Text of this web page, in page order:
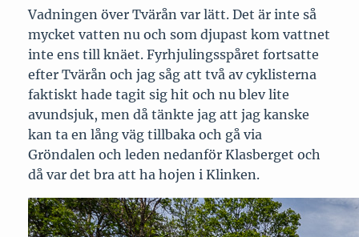
Vadningen över Tvärån var lätt. Det är inte så
mycket vatten nu och som djupast kom vattnet
inte ens till knäet. Fyrhjulingsspåret fortsatte
efter Tvärån och jag såg att två av cyklisterna
faktiskt hade tagit sig hit och nu blev lite
avundsjuk, men då tänkte jag att jag kanske
kan ta en lång väg tillbaka och gå via
Gröndalen och leden nedanför Klasberget och
då var det bra att ha hojen i Klinken.